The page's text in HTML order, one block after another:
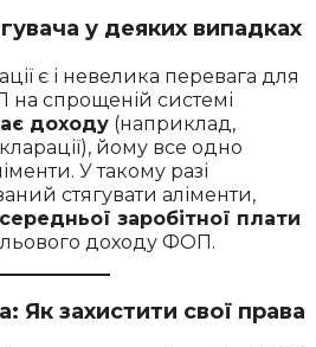
у деяких випадках
є і невелика перевага для
спрощеній системі
доходу (наприклад,
йому все одно
У такому разі
стягувати аліменти,
середньої заробітної плати
доходу ФОП.
Як захистити свої права